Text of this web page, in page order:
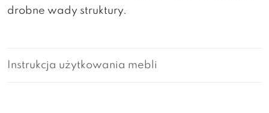
drobne wady struktury.
Instrukcja użytkowania mebli